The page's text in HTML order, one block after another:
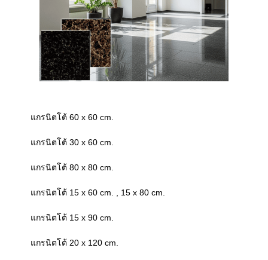
แกรนิตโต้ 60 x 60 cm.
แกรนิตโต้ 30 x 60 cm.
แกรนิตโต้ 80 x 80 cm.
แกรนิตโต้ 15 x 60 cm. , 15 x 80 cm.
แกรนิตโต้ 15 x 90 cm.
แกรนิตโต้ 20 x 120 cm.